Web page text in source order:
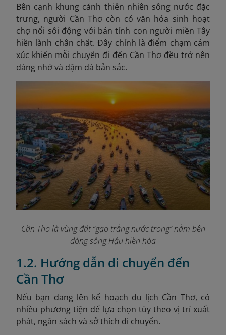
Bên cạnh khung cảnh thiên nhiên sông nước đặc
trưng, người Cần Thơ còn có văn hóa sinh hoạt
chợ nổi sôi động với bản tính con người miền Tây
hiền lành chân chất. Đây chính là điểm chạm cảm
xúc khiến mỗi chuyến đi đến Cần Thơ đều trở nên
đáng nhớ và đậm đà bản sắc.
Cần Thơ là vùng đất “gạo trắng nước trong” nằm bên
dòng sông Hậu hiền hòa
1.2. Hướng dẫn di chuyển đến
Cần Thơ
Nếu bạn đang lên kế hoạch du lịch Cần Thơ, có
nhiều phương tiện để lựa chọn tùy theo vị trí xuất
phát, ngân sách và sở thích di chuyển.